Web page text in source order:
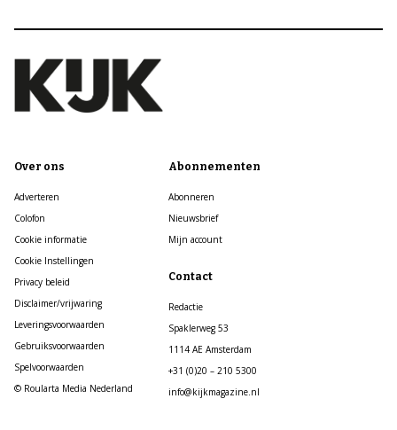
Over ons
Adverteren
Colofon
Cookie informatie
Cookie Instellingen
Privacy beleid
Disclaimer/vrijwaring
Leveringsvoorwaarden
Gebruiksvoorwaarden
Spelvoorwaarden
© Roularta Media Nederland
Abonnementen
Abonneren
Nieuwsbrief
Mijn account
Contact
Redactie
Spaklerweg 53
1114 AE Amsterdam
+31 (0)20 – 210 5300
info@kijkmagazine.nl